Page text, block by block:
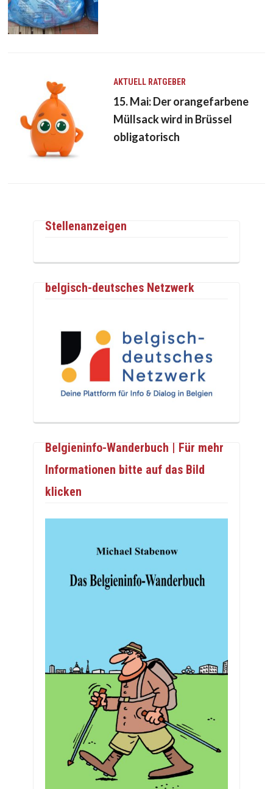
AKTUELL RATGEBER
15. Mai: Der orangefarbene
Müllsack wird in Brüssel
obligatorisch
Stellenanzeigen
belgisch-deutsches Netzwerk
Belgieninfo-Wanderbuch | Für mehr
Informationen bitte auf das Bild
klicken